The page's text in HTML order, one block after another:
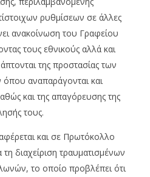
ρυθμίσεων σε άλλες
ανακοίνωση του Γραφείου
τους εθνικούς αλλά και
της προστασίας των
αναπαράγονται και
και της απαγόρευσης της
τους.
και σε Πρωτόκολλο
τη διαχείριση τραυματισμένων
το οποίο προβλέπει ότι